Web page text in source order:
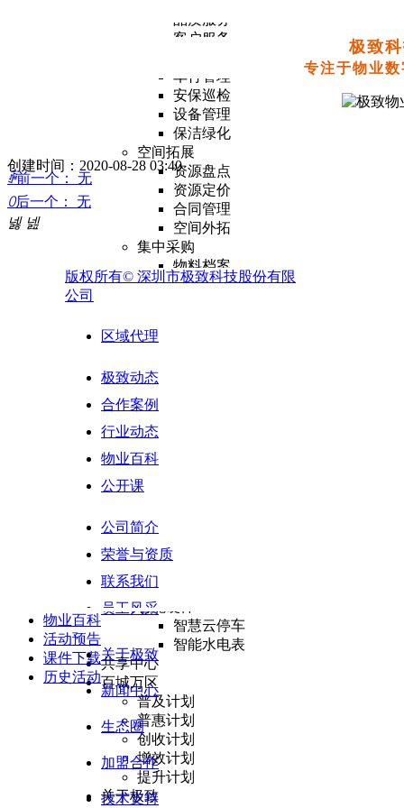
品质服务
客户服务
车行管理
安保巡检
设备管理
保洁绿化
空间拓展
资源盘点
资源定价
合同管理
空间外拓
集中采购
物料档案
采购管理
增值运营
智能硬件
智慧云停车
智能水电表
共享中心
百城万区
普及计划
普惠计划
创收计划
增效计划
提升计划
关于极致
极致
专注于物业数
创建时间： 2020-08-28 03:40
ꄴ前一个：
无
ꄲ后一个：
无
넳 넲
合作案例 ꄲ 名巨物业与极致科技成功签约，携手打造
合作案例
物业百科
活动预告
课件下载
历史活动
版权所有© 深圳市极致科技股份有限
公司
区域代理
极致动态
合作案例
行业动态
物业百科
公开课
公司简介
荣誉与资质
联系我们
员工风采
关于极致
新闻中心
生态圈
加盟合作
技术支持